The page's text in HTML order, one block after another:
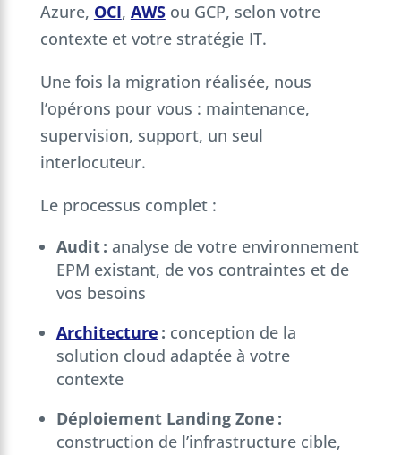
Azure, OCI, AWSou GCP, selon votre
contexte et votre stratégie IT.
Une fois la migration réalisée, nous
l’opérons pour vous : maintenance,
supervision, support, un seul
interlocuteur.
Le processus complet :
Audit : analyse de votre environnement
EPM existant, de vos contraintes et de
vos besoins
Architecture : conception de la
solution cloud adaptée à votre
contexte
Déploiement Landing Zone :
construction de l’infrastructure cible,